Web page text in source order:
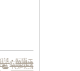
談•転職エ
•転職相談
TOPICS